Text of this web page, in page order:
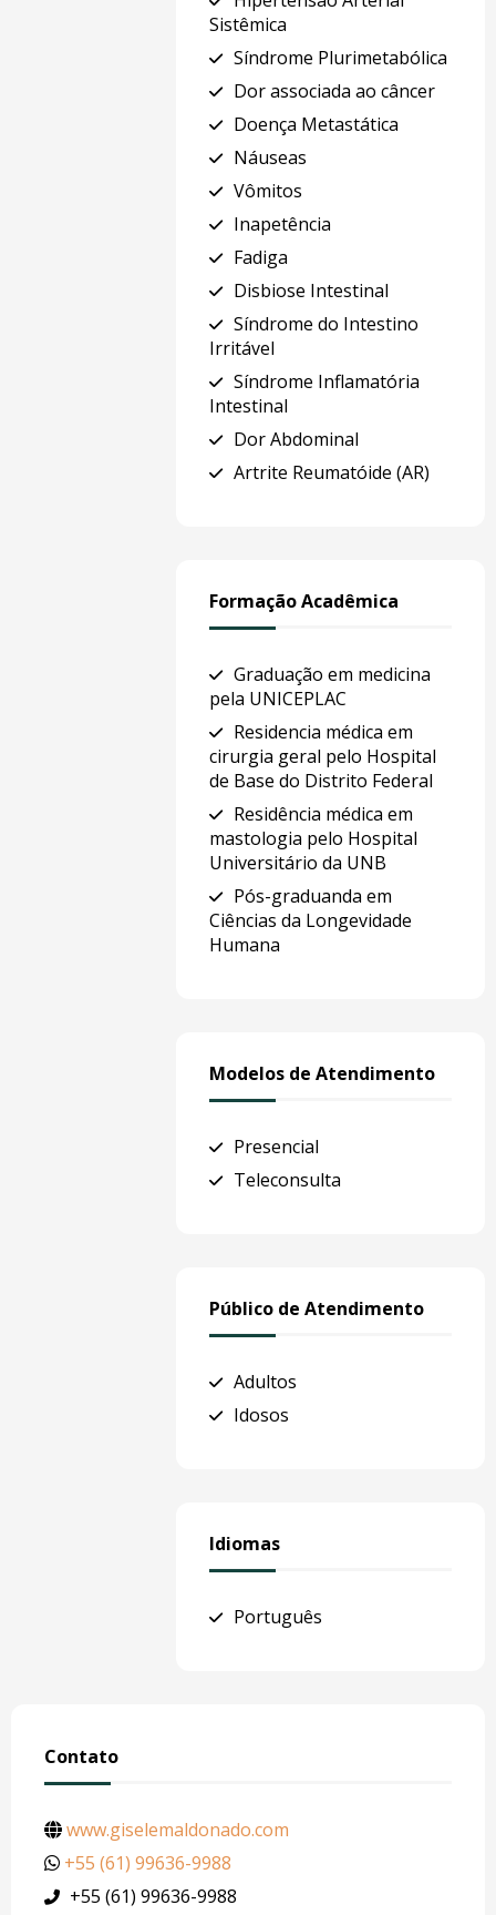
Sistêmica
Síndrome Plurimetabólica
Dor associada ao câncer
Doença Metastática
Náuseas
Vômitos
Inapetência
Fadiga
Disbiose Intestinal
Síndrome do Intestino
Irritável
Síndrome Inflamatória
Intestinal
Dor Abdominal
Artrite Reumatóide (AR)
Formação Acadêmica
Graduação em medicina
pela UNICEPLAC
Residencia médica em
cirurgia geral pelo Hospital
de Base do Distrito Federal
Residência médica em
mastologia pelo Hospital
Universitário da UNB
Pós-graduanda em
Ciências da Longevidade
Humana
Modelos de Atendimento
Presencial
Teleconsulta
Público de Atendimento
Adultos
Idosos
Idiomas
Português
Contato
www.giselemaldonado.com
+55 (61) 99636-9988
+55 (61) 99636-9988